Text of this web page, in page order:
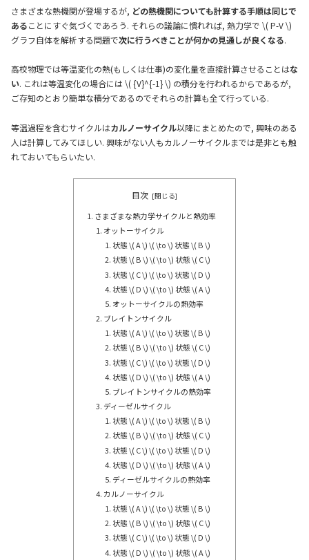
さまざまな熱機関が登場するが, どの熱機関についても計算する手順は同じで
あることにすぐ気づくであろう. それらの議論に慣れれば, 熱力学で \( P-V \)
グラフ自体を解析する問題で次に行うべきことが何かの見通しが良くなる.
高校物理では等温変化の熱(もしくは仕事)の変化量を直接計算させることはな
い. これは等温変化の場合には \( {V}^{-1} \) の積分を行われるからであるが,
ご存知のとおり簡単な積分であるのでそれらの計算も全て行っている.
等温過程を含むサイクルはカルノーサイクル以降にまとめたので, 興味のある
人は計算してみてほしい. 興味がない人もカルノーサイクルまでは是非とも触
れておいてもらいたい.
目次
さまざまな熱力学サイクルと熱効率
オットーサイクル
状態 \( A \) \( \to \) 状態 \( B \)
状態 \( B \) \( \to \) 状態 \( C \)
状態 \( C \) \( \to \) 状態 \( D \)
状態 \( D \) \( \to \) 状態 \( A \)
オットーサイクルの熱効率
ブレイトンサイクル
状態 \( A \) \( \to \) 状態 \( B \)
状態 \( B \) \( \to \) 状態 \( C \)
状態 \( C \) \( \to \) 状態 \( D \)
状態 \( D \) \( \to \) 状態 \( A \)
ブレイトンサイクルの熱効率
ディーゼルサイクル
状態 \( A \) \( \to \) 状態 \( B \)
状態 \( B \) \( \to \) 状態 \( C \)
状態 \( C \) \( \to \) 状態 \( D \)
状態 \( D \) \( \to \) 状態 \( A \)
ディーゼルサイクルの熱効率
カルノーサイクル
状態 \( A \) \( \to \) 状態 \( B \)
状態 \( B \) \( \to \) 状態 \( C \)
状態 \( C \) \( \to \) 状態 \( D \)
状態 \( D \) \( \to \) 状態 \( A \)